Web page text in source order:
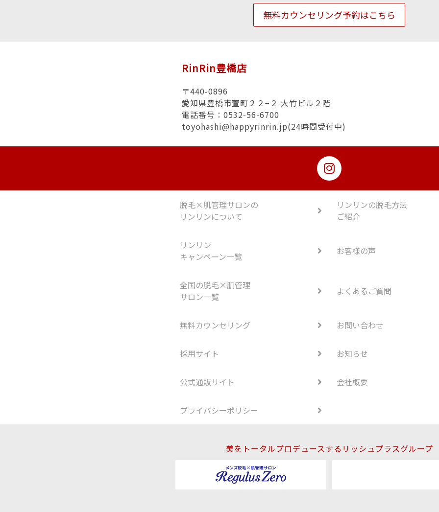
無料カウンセリング予約はこちら
RinRin豊橋店
〒440-0896
愛知県豊橋市萱町２２−２ 大竹ビル２階
電話番号：0532-56-6700
toyohashi@happyrinrin.jp(24時間受付中)
脱毛×肌管理サロンの
リンリンについて
リンリンの脱毛方法
ご紹介
リンリン
キャンペーン一覧
お客様の声
全国の脱毛×肌管理
サロン一覧
よくあるご質問
無料カウンセリング お問い合わせ
採用サイト お知らせ
公式通販サイト 会社概要
プライバシーポリシー
美をトータルプロデュースするリッシュプラスグループ